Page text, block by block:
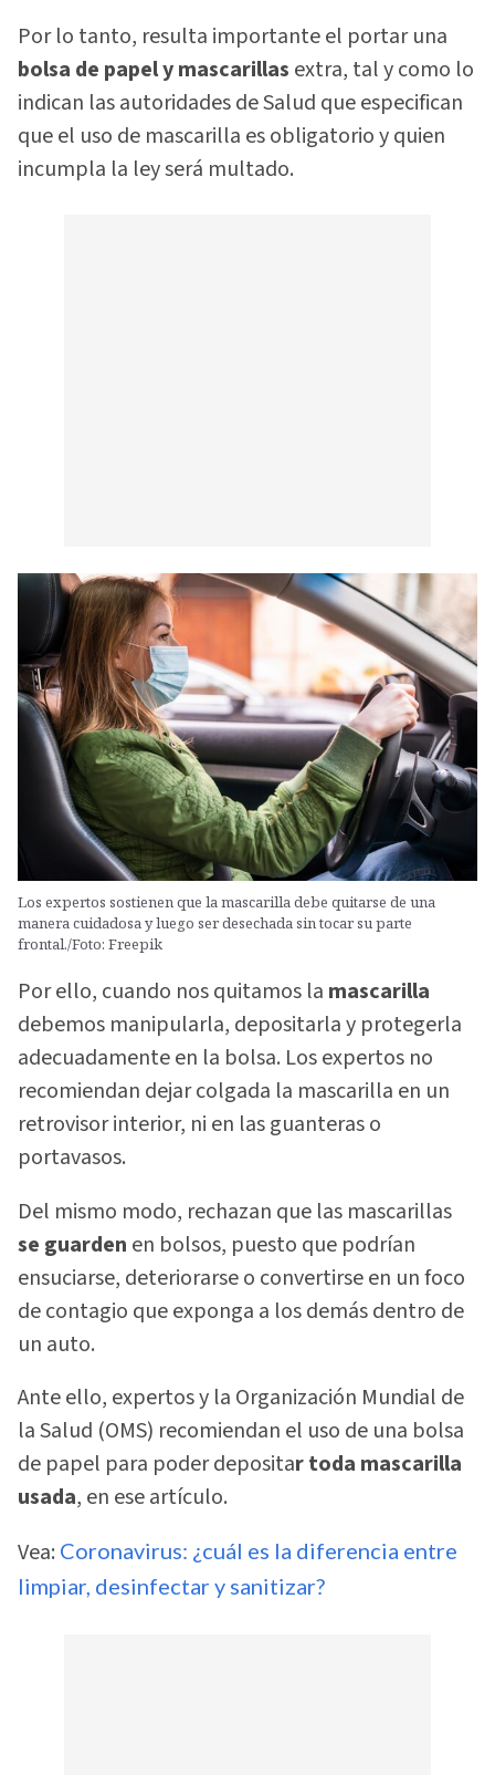
Por lo tanto, resulta importante el portar una
bolsa de papel y mascarillas extra, tal y como lo
indican las autoridades de Salud que especifican
que el uso de mascarilla es obligatorio y quien
incumpla la ley será multado.
Los expertos sostienen que la mascarilla debe quitarse de una
manera cuidadosa y luego ser desechada sin tocar su parte
frontal./Foto: Freepik
Por ello, cuando nos quitamos la mascarilla
debemos manipularla, depositarla y protegerla
adecuadamente en la bolsa. Los expertos no
recomiendan dejar colgada la mascarilla en un
retrovisor interior, ni en las guanteras o
portavasos.
Del mismo modo, rechazan que las mascarillas
se guarden en bolsos, puesto que podrían
ensuciarse, deteriorarse o convertirse en un foco
de contagio que exponga a los demás dentro de
un auto.
Ante ello, expertos y la Organización Mundial de
la Salud (OMS) recomiendan el uso de una bolsa
de papel para poder depositar toda mascarilla
usada, en ese artículo.
Vea: Coronavirus: ¿cuál es la diferencia entre
limpiar, desinfectar y sanitizar?